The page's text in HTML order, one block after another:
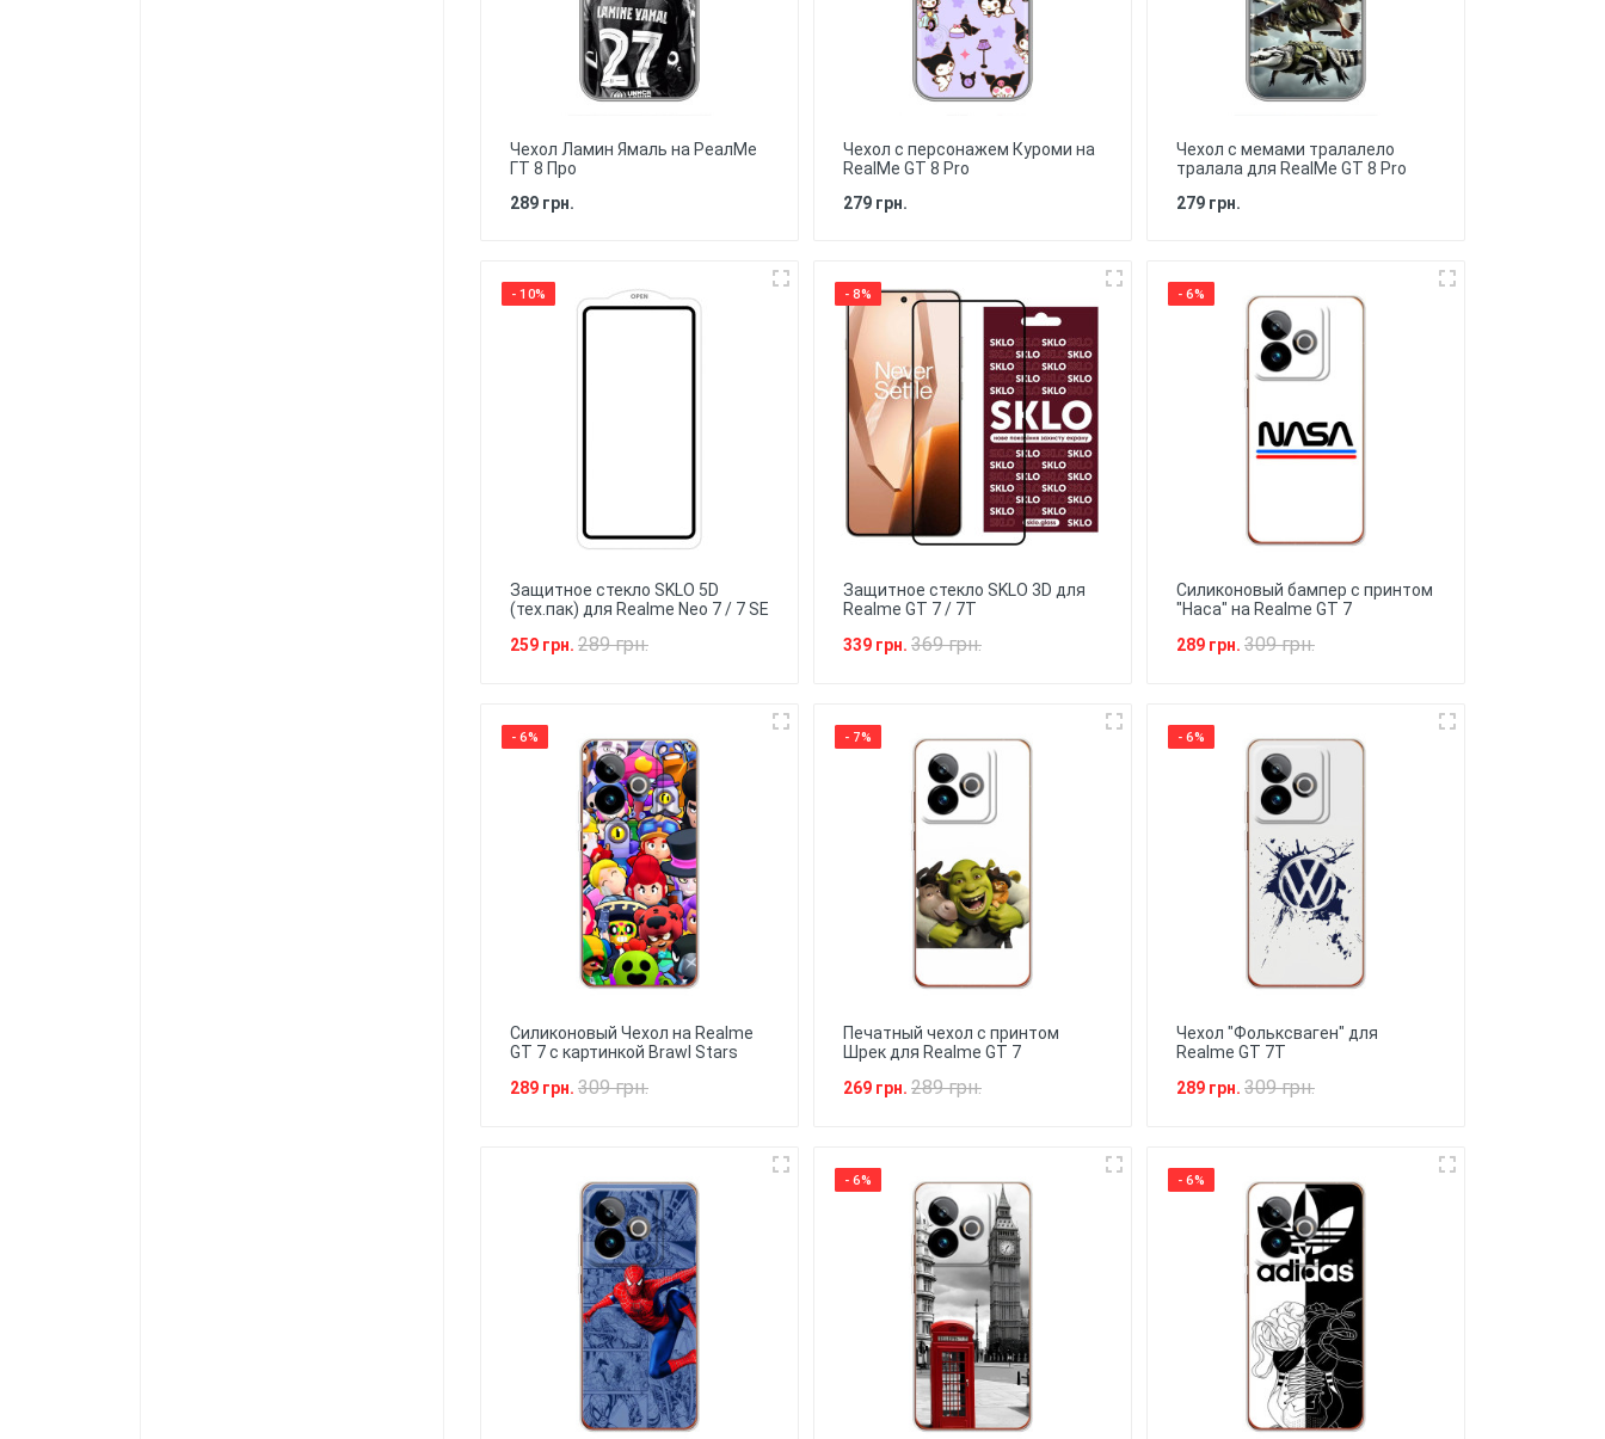
Чехол Ламин Ямаль на РеалМе
ГТ 8 Про
289 грн.
Чехол с персонажем Куроми на
RealMe GT 8 Pro
279 грн.
Чехол с мемами тралалело
тралала для RealMe GT 8 Pro
279 грн.
- 10%
Защитное стекло SKLO 5D
(тех.пак) для Realme Neo 7 / 7 SE
259 грн. 289 грн.
- 8%
Защитное стекло SKLO 3D для
Realme GT 7 / 7T
339 грн. 369 грн.
- 6%
Силиконовый бампер с принтом
"Наса" на Realme GT 7
289 грн. 309 грн.
- 6%
Силиконовый Чехол на Realme
GT 7 с картинкой Brawl Stars
289 грн. 309 грн.
- 7%
Печатный чехол с принтом
Шрек для Realme GT 7
269 грн. 289 грн.
- 6%
Чехол "Фольксваген" для
Realme GT 7T
289 грн. 309 грн.
- 6% - 6%